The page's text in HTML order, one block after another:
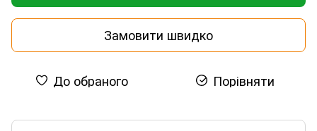
Замовити швидко
До обраного Порівняти